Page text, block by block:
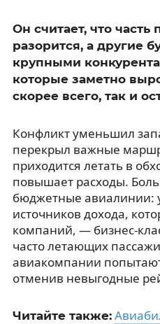
Он считает, что часть
разорится, а другие
крупными
которые заметно
скорее всего, так и
Конфликт уменьшил
перекрыл важные
приходится летать в
повышает расходы.
бюджетные авиалинии:
источников дохода,
компаний, — бизнес-
часто летающих
авиакомпании
отменив невыгодные
Читайте также: